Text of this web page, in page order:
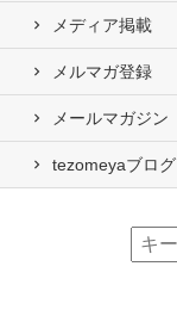
メディア掲載
メルマガ登録
メールマガジン
tezomeyaブログ